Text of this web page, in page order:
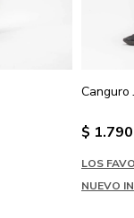
Canguro
$ 1.790
LOS
NUEVO